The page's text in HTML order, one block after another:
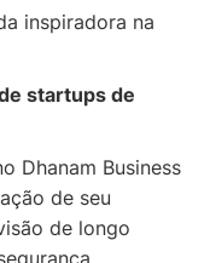
inspiradora na
startups de
Dhanam Business
de seu
de longo